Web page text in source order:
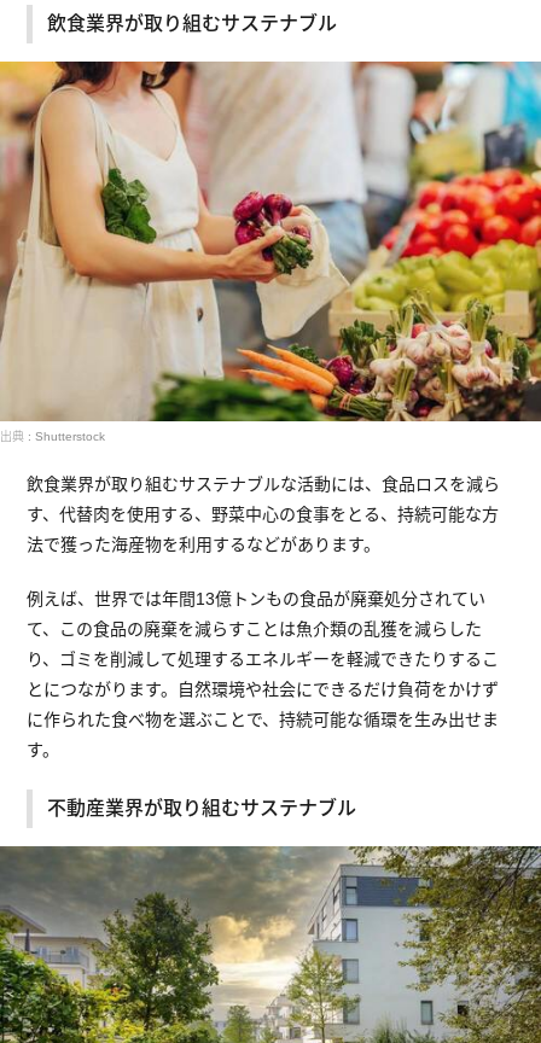
飲食業界が取り組むサステナブル
出典 : Shutterstock
飲食業界が取り組むサステナブルな活動には、食品ロスを減ら
す、代替肉を使用する、野菜中心の食事をとる、持続可能な方
法で獲った海産物を利用するなどがあります。
例えば、世界では年間13億トンもの食品が廃棄処分されてい
て、この食品の廃棄を減らすことは魚介類の乱獲を減らした
り、ゴミを削減して処理するエネルギーを軽減できたりするこ
とにつながります。自然環境や社会にできるだけ負荷をかけず
に作られた食べ物を選ぶことで、持続可能な循環を生み出せま
す。
不動産業界が取り組むサステナブル